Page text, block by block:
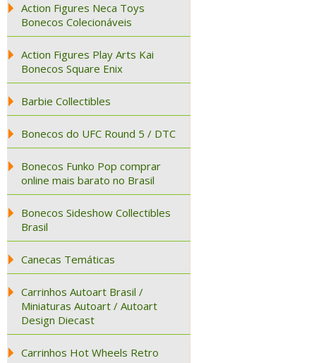
Action Figures Neca Toys
Bonecos Colecionáveis
Action Figures Play Arts Kai
Bonecos Square Enix
Barbie Collectibles
Bonecos do UFC Round 5 / DTC
Bonecos Funko Pop comprar
online mais barato no Brasil
Bonecos Sideshow Collectibles
Brasil
Canecas Temáticas
Carrinhos Autoart Brasil /
Miniaturas Autoart / Autoart
Design Diecast
Carrinhos Hot Wheels Retro